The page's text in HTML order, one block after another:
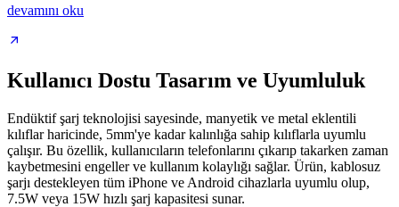
devamını oku
Kullanıcı Dostu Tasarım ve Uyumluluk
Endüktif şarj teknolojisi sayesinde, manyetik ve metal eklentili
kılıflar haricinde, 5mm'ye kadar kalınlığa sahip kılıflarla uyumlu
çalışır. Bu özellik, kullanıcıların telefonlarını çıkarıp takarken zaman
kaybetmesini engeller ve kullanım kolaylığı sağlar. Ürün, kablosuz
şarjı destekleyen tüm iPhone ve Android cihazlarla uyumlu olup,
7.5W veya 15W hızlı şarj kapasitesi sunar.